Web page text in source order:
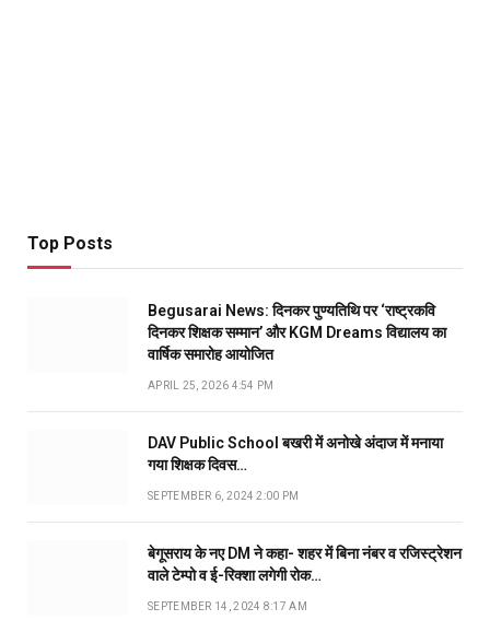
Top Posts
Begusarai News: दिनकर पुण्यतिथि पर ‘राष्ट्रकवि
दिनकर शिक्षक सम्मान’ और KGM Dreams विद्यालय का
वार्षिक समारोह आयोजित
APRIL 25, 2026 4:54 PM
DAV Public School बखरी में अनोखे अंदाज में मनाया
गया शिक्षक दिवस…
SEPTEMBER 6, 2024 2:00 PM
बेगूसराय के नए DM ने कहा- शहर में बिना नंबर व रजिस्ट्रेशन
वाले टेम्पो व ई-रिक्शा लगेगी रोक…
SEPTEMBER 14, 2024 8:17 AM